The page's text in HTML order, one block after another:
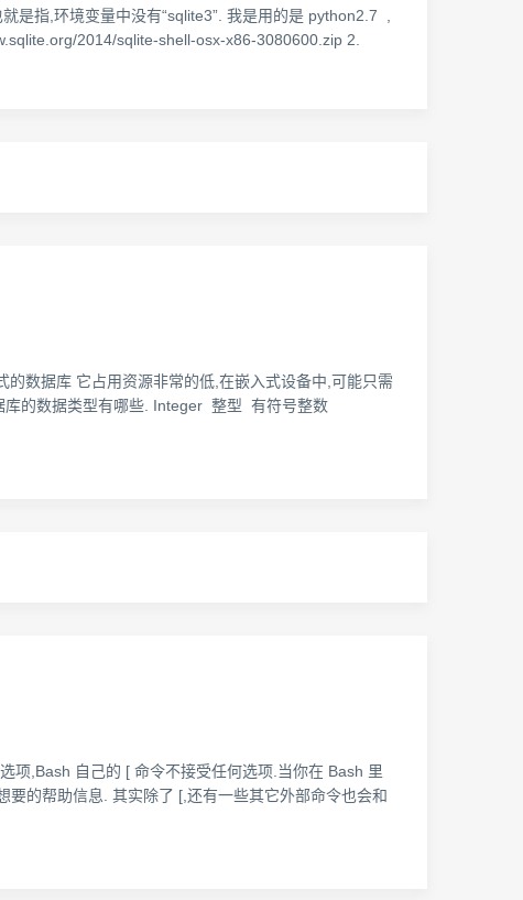
是指,环境变量中没有“sqlite3”. 我是用的是 python2.7 ,
2014/sqlite-shell-osx-x86-3080600.zip 2.
数据库 它占用资源非常的低,在嵌入式设备中,可能只需
库的数据类型有哪些. Integer 整型 有符号整数
项,Bash 自己的 [ 命令不接受任何选项.当你在 Bash 里
的帮助信息. 其实除了 [,还有一些其它外部命令也会和